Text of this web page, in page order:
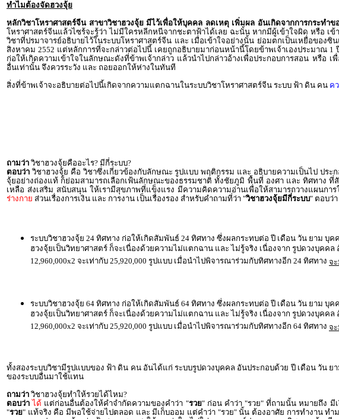
ทำไมต้องจัดฮวงจุ้ย
หลักวิชาโหราศาสตร์จีน สาขาวิชาฮวงจุ้ย มีไว้เพื่อให้บุคคล ลดเหตุ เพิ่มผล อันเกิดจากการกระทำข
โหราศาสตร์จีนแล้วไซร้จะรู้ว่า ไม่มีใครหลีกหนีจากชะตาฟ้าได้เลย ฉะนั้น หากมีผู้เข้าใจผิด หรือ เข้
วิชาที่ปรมาจารย์อธิบายไว้ในระบบโหราศาสตร์จีน และ เมื่อเข้าใจอย่างนั้น ย่อมตกเป็นเหยื่อของ
สิงหาคม 2552 แต่หลักการที่จะกล่าวต่อไปนี้ เคยถูกอธิบายมาก่อนหน้านี้โดยข้าพเจ้าเองประมาณ
ก่อให้เกิดความเข้าใจในลักษณะดังที่ข้าพเจ้ากล่าว แล้วนำไปกล่าวอ้างเพื่อประกอบการสอน หรือ
อื่นเท่านั้น จึงควรระวัง และ ถอยออกให้ห่างในทันที
สิ่งที่ข้าพเจ้าจะอธิบายต่อไปนี้เกิดจากความแตกฉานในระบบวิชาโหราศาสตร์จีน ระบบ ฟ้า ดิน คน ค
ถามว่า วิชาฮวงจุ้ยคืออะไร? มีกี่ระบบ?
ตอบว่า วิชาฮวงจุ้ย คือ วิชาซึ่งเกี่ยวข้องกับลักษณะ รูปแบบ พฤติกรรม และ อธิบายความเป็นไป ป
จุ้ยอย่างถ่องแท้ ก็ย่อมสามารถเลือกเฟ้นลักษณะของธรรมชาติ ทั้งชัยภูมิ พื้นที่ องศา และ ทิศทาง
เหลือ ส่งเสริม สนับสนุน ให้เรามีสุขภาพที่แข็งแรง มีความคิดความอ่านเพื่อให้สามารถวางแผนกา
ร่างกาย ส่วนเรื่องการเงิน และ การงาน เป็นเรื่องรอง สำหรับคำถามที่ว่า "วิชาฮวงจุ้ยมีกี่ระบบ" ตอบว่
ระบบวิชาฮวงจุ้ย 24 ทิศทาง ก่อให้เกิดสัมพันธ์ 24 ทิศทาง ซึ่งผลกระทบต่อ ปี เดือน วัน ยาม
ฮวงจุ้ยเป็นวิทยาศาสตร์ ก็จะเนื่องด้วยความไม่แตกฉาน และ ไม่รู้จริง เนื่องจาก รูปดวงบุค
12,960,000x2 จะเท่ากับ 25,920,000 รูปแบบ เมื่อนำไปพิจารณาร่วมกับทิศทางอีก 24 ทิศทาง จ
ระบบวิชาฮวงจุ้ย 64 ทิศทาง ก่อให้เกิดสัมพันธ์ 64 ทิศทาง ซึ่งผลกระทบต่อ ปี เดือน วัน ยาม
ฮวงจุ้ยเป็นวิทยาศาสตร์ ก็จะเนื่องด้วยความไม่แตกฉาน และ ไม่รู้จริง เนื่องจาก รูปดวงบุค
12,960,000x2 จะเท่ากับ 25,920,000 รูปแบบ เมื่อนำไปพิจารณาร่วมกับทิศทางอีก 64 ทิศทาง จ
ทั้งสองระบบวิชามีรูปแบบของ ฟ้า ดิน คน อันได้แก่ ระบบรูปดวงบุคคล อันประกอบด้วย ปี เดือน วัน
ของระบบอื่นมาใช้แทน
ถามว่า วิชาฮวงจุ้ยทำให้รวยได้ไหม?
ตอบว่า ได้ แต่ก่อนอื่นต้องให้คำจำกัดความของคำว่า "รวย" ก่อน คำว่า "รวย" ที่ถามนั้น หมายถึง มี
"รวย" แท้จริง คือ มีพอใช้จ่ายไปตลอด และ มีเก็บออม แต่คำว่า "รวย" นั้น ต้องอาศัย การทำงาน ท